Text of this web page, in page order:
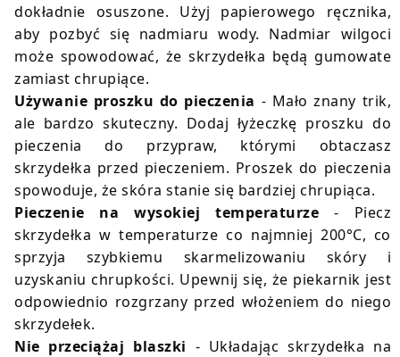
dokładnie osuszone. Użyj papierowego ręcznika,
aby pozbyć się nadmiaru wody. Nadmiar wilgoci
może spowodować, że skrzydełka będą gumowate
zamiast chrupiące.
Używanie proszku do pieczenia - Mało znany trik,
ale bardzo skuteczny. Dodaj łyżeczkę proszku do
pieczenia do przypraw, którymi obtaczasz
skrzydełka przed pieczeniem. Proszek do pieczenia
spowoduje, że skóra stanie się bardziej chrupiąca.
Pieczenie na wysokiej temperaturze - Piecz
skrzydełka w temperaturze co najmniej 200°C, co
sprzyja szybkiemu skarmelizowaniu skóry i
uzyskaniu chrupkości. Upewnij się, że piekarnik jest
odpowiednio rozgrzany przed włożeniem do niego
skrzydełek.
Nie przeciążaj blaszki - Układając skrzydełka na